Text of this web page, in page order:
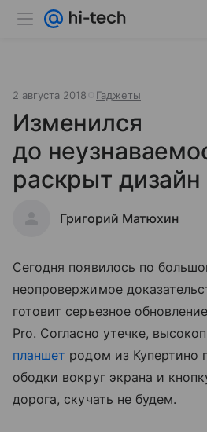
2 августа 2018 Гаджеты
Изменился
до
раскрыт дизайн
Григорий Матюхин
Сегодня появилось по
неопровержимое
готовит серьезное
Pro. Согласно утечке,
планшет родом из Купертино
ободки вокруг экрана и
дорога, скучать не будем.